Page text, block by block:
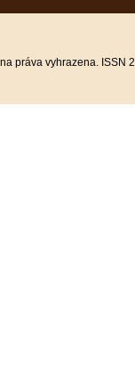
práva vyhrazena.